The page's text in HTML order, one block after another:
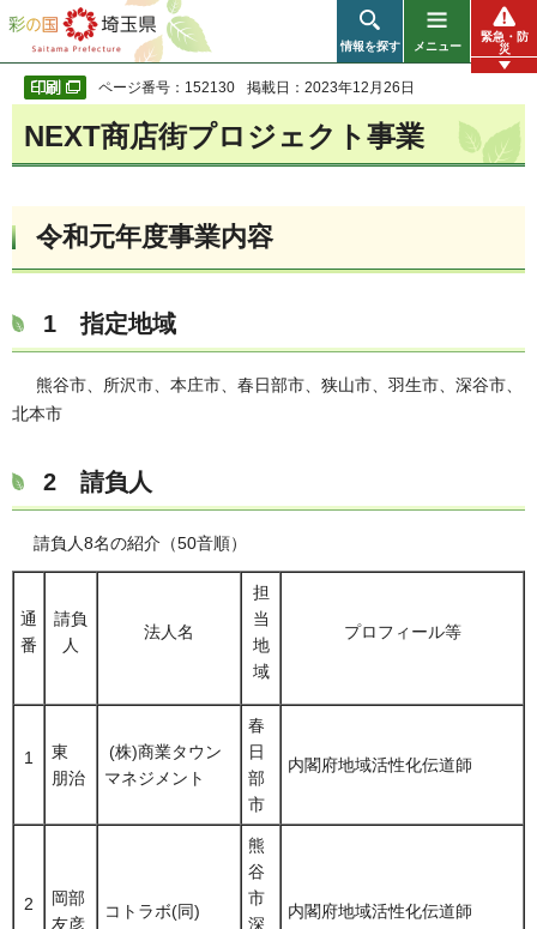
彩の国 埼玉県
情報を探す メニュー
緊急・防
災
ページ番号：152130 掲載日：2023年12月26日
NEXT商店街プロジェクト事業
令和元年度事業内容
1 指定地域
熊谷市、所沢市、本庄市、春日部市、狭山市、羽生市、深谷市、
北本市
2 請負人
請負人8名の紹介（50音順）
通
番
請負
人
法人名
担
当
地
域
プロフィール等
1
東
朋治
(株)商業タウン
マネジメント
春
日
部
市
内閣府地域活性化伝道師
2
岡部
友彦
コトラボ(同)
熊
谷
市
深
内閣府地域活性化伝道師